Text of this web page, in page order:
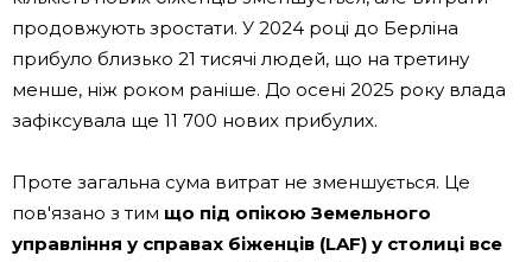
продовжують зростати. У 2024 році до Берліна
прибуло близько 21 тисячі людей, що на третину
менше, ніж роком раніше. До осені 2025 року влада
зафіксувала ще 11 700 нових прибулих.
Проте загальна сума витрат не зменшується. Це
пов'язано з тим що під опікою Земельного
управління у справах біженців (LAF) у столиці все